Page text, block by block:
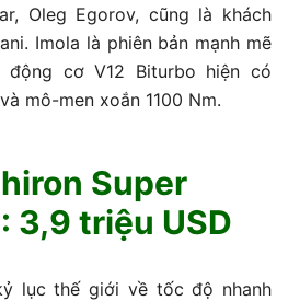
Oleg Egorov, cũng là khách
Imola là phiên bản mạnh mẽ
động cơ V12 Biturbo hiện có
mô-men xoắn 1100 Nm.
Super
3,9 triệu USD
lục thế giới về tốc độ nhanh